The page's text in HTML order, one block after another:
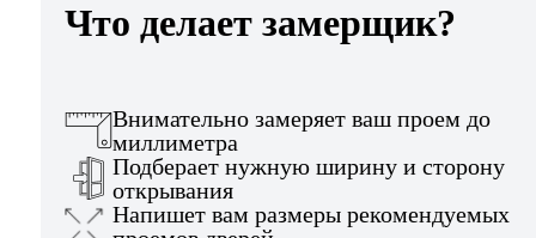
Что делает замерщик?
Внимательно замеряет ваш проем до
миллиметра
Подберает нужную ширину и сторону
открывания
Напишет вам размеры рекомендуемых